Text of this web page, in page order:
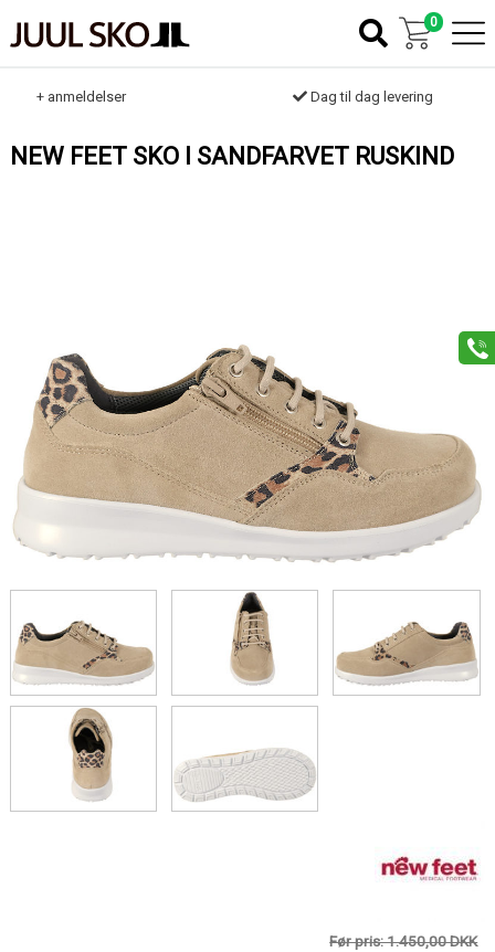
NEW FEET SKO I SANDFARVET RUSKIND
Før pris: 1.450,00 DKK
0
+ anmeldelser Dag til dag levering